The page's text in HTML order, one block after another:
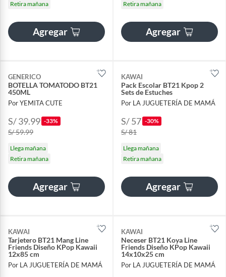
Retira mañana
Agregar
Retira mañana
Agregar
GENERICO
BOTELLA TOMATODO BT21
450ML
Por YEMITA CUTE
S/ 39.99 -33%
S/ 59.99
Llega mañana
Retira mañana
Agregar
KAWAI
Pack Escolar BT21 Kpop 2
Sets de Estuches
Por LA JUGUETERÍA DE MAMÁ
S/ 57 -30%
S/ 81
Llega mañana
Retira mañana
Agregar
KAWAI
Tarjetero BT21 Mang Line
Friends Diseño KPop Kawaii
12x85 cm
Por LA JUGUETERÍA DE MAMÁ
KAWAI
Neceser BT21 Koya Line
Friends Diseño KPop Kawaii
14x10x25 cm
Por LA JUGUETERÍA DE MAMÁ